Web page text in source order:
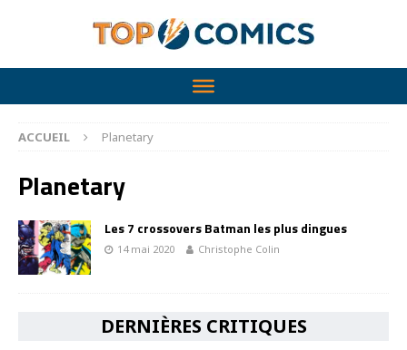
ACCUEIL Planetary
Planetary
Les 7 crossovers Batman les plus dingues
14 mai 2020 Christophe Colin
DERNIÈRES CRITIQUES